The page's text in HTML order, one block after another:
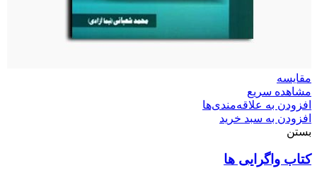
مقایسه
مشاهده سریع
افزودن به علاقه‌مندی‌ها
افزودن به سبد خرید
بستن
کتاب واگرایی ها